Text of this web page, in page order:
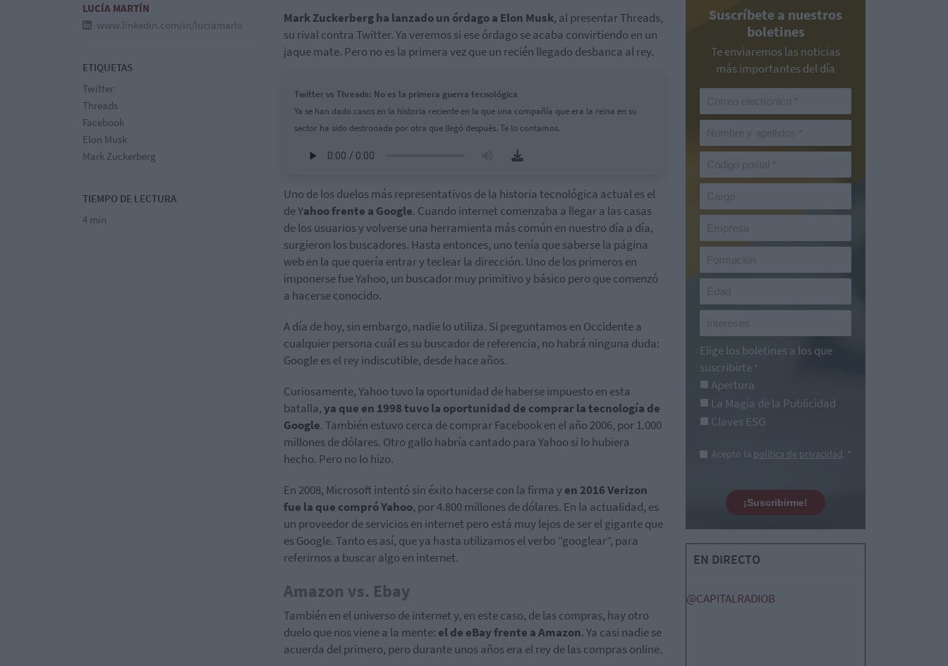
LUCÍA MARTÍN
www.linkedin.com/in/luciamarlo
ETIQUETAS
Twitter
Threads
Facebook
Elon Musk
Mark Zuckerberg
TIEMPO DE LECTURA
4 min
Mark Zuckerberg ha lanzado un órdago a Elon Musk, al presentar Threads,
su rival contra Twitter. Ya veremos si ese órdago se acaba convirtiendo en un
jaque mate. Pero no es la primera vez que un recién llegado desbanca al rey.
Twitter vs Threads: No es la primera guerra tecnológica
Ya se han dado casos en la historia reciente en la que una compañía que era la reina en su
sector ha sido destronada por otra que llegó después. Te lo contamos.
Uno de los duelos más representativos de la historia tecnológica actual es el
de Yahoofrente a Google. Cuando internet comenzaba a llegar a las casas
de los usuarios y volverse una herramienta más común en nuestro día a día,
surgieron los buscadores. Hasta entonces, uno tenía que saberse la página
web en la que quería entrar y teclear la dirección. Uno de los primeros en
imponerse fue Yahoo, un buscador muy primitivo y básico pero que comenzó
a hacerse conocido.
A día de hoy, sin embargo, nadie lo utiliza. Si preguntamos en Occidente a
cualquier persona cuál es su buscador de referencia, no habrá ninguna duda:
Google es el rey indiscutible, desde hace años.
Curiosamente, Yahoo tuvo la oportunidad de haberse impuesto en esta
batalla,ya que en 1998 tuvo la oportunidad de comprar la tecnología de
Google. También estuvo cerca de comprar Facebook en el año 2006, por 1.000
millones de dólares. Otro gallo habría cantado para Yahoo si lo hubiera
hecho. Pero no lo hizo.
En 2008, Microsoft intentó sin éxito hacerse con la firma yen 2016 Verizon
fue la que compró Yahoo, por 4.800 millones de dólares. En la actualidad, es
un proveedor de servicios en internet pero está muy lejos de ser el gigante que
es Google. Tanto es así, que ya hasta utilizamos el verbo “googlear”, para
referirnos a buscar algo en internet.
Amazon vs. Ebay
También en el universo de internet y, en este caso, de las compras, hay otro
duelo que nos viene a la mente: el de eBay frente a Amazon. Ya casi nadie se
acuerda del primero, pero durante unos años era el rey de las compras online.
Suscríbete a nuestros
boletines
Te enviaremos las noticias
más importantes del día
Elige los boletines a los que
suscribirte *
Apertura
La Magia de la Publicidad
Claves ESG
Acepto la política de privacidad. *
¡Suscribirme!
EN DIRECTO
@CAPITALRADIOB